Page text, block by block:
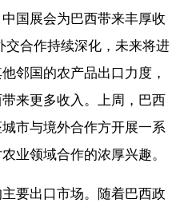
国展会为巴西带来丰厚收
交合作持续深化，未来将进
邻国的农产品出口力度，
来更多收入。上周，巴西
市与境外合作方开展一系
业领域合作的浓厚兴趣。
要出口市场。随着巴西政